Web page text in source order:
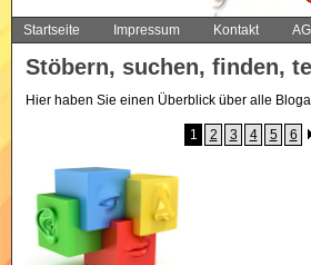
Startseite Impressum Kontakt
Stöbern, suchen, finden,
Hier haben Sie einen Überblick über alle
1 2 3 4 5 6